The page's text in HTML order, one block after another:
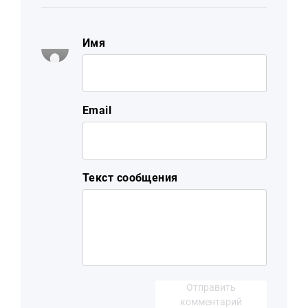
Имя
Email
Текст сообщения
Отправить
комментарий